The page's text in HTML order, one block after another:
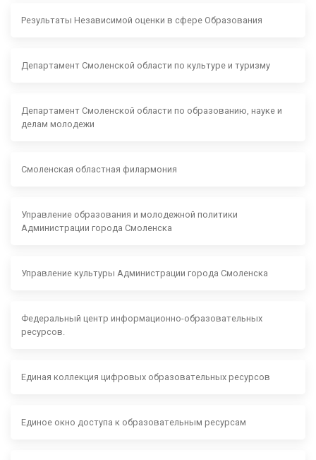
Результаты Независимой оценки в сфере Образования
Департамент Смоленской области по культуре и туризму
Департамент Смоленской области по образованию, науке и
делам молодежи
Смоленская областная филармония
Управление образования и молодежной политики
Администрации города Смоленска
Управление культуры Администрации города Смоленска
Федеральный центр информационно-образовательных
ресурсов.
Единая коллекция цифровых образовательных ресурсов
Единое окно доступа к образовательным ресурсам